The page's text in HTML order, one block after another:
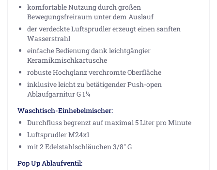
komfortable Nutzung durch großen
Bewegungsfreiraum unter dem Auslauf
der verdeckte Luftsprudler erzeugt einen sanften
Wasserstrahl
einfache Bedienung dank leichtgängier
Keramikmischkartusche
robuste Hochglanz verchromte Oberfläche
inklusive leicht zu betätigender Push-open
Ablaufgarnitur G 1¼
Waschtisch-Einhebelmischer:
Durchfluss begrenzt auf maximal 5 Liter pro Minute
Luftsprudler M24x1
mit 2 Edelstahlschläuchen 3/8" G
Pop Up Ablaufventil: